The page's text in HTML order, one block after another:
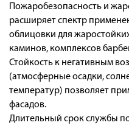
Пожаробезопасность и
расширяет спектр
облицовки для
каминов, комплексов
Стойкость к негативным
(атмосферные осадки,
температур) позволяет
фасадов.
Длительный срок службы